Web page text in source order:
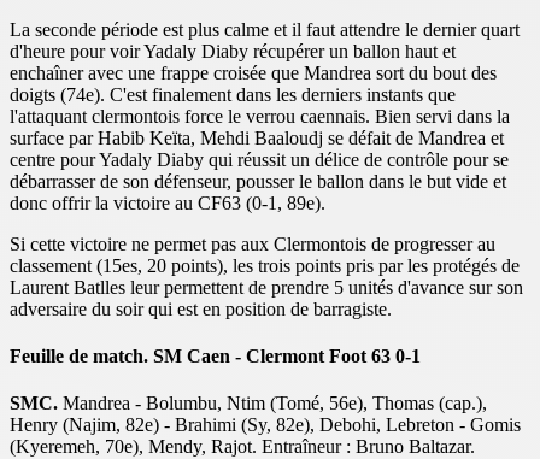
La seconde période est plus calme et il faut attendre le dernier quart
d'heure pour voir Yadaly Diaby récupérer un ballon haut et
enchaîner avec une frappe croisée que Mandrea sort du bout des
doigts (74e). C'est finalement dans les derniers instants que
l'attaquant clermontois force le verrou caennais. Bien servi dans la
surface par Habib Keïta, Mehdi Baaloudj se défait de Mandrea et
centre pour Yadaly Diaby qui réussit un délice de contrôle pour se
débarrasser de son défenseur, pousser le ballon dans le but vide et
donc offrir la victoire au CF63 (0-1, 89e).
Si cette victoire ne permet pas aux Clermontois de progresser au
classement (15es, 20 points), les trois points pris par les protégés de
Laurent Batlles leur permettent de prendre 5 unités d'avance sur son
adversaire du soir qui est en position de barragiste.
Feuille de match. SM Caen - Clermont Foot 63 0-1
SMC. Mandrea - Bolumbu, Ntim (Tomé, 56e), Thomas (cap.),
Henry (Najim, 82e) - Brahimi (Sy, 82e), Debohi, Lebreton - Gomis
(Kyeremeh, 70e), Mendy, Rajot. Entraîneur : Bruno Baltazar.